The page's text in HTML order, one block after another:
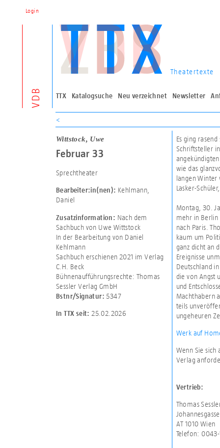
VDB
Theatertexte
TTX Katalogsuche Neu verzeichnet Newsletter
Login
<
Wittstock, Uwe
Februar 33
Sprechtheater
Bearbeiter:in(nen): Kehlmann,
Daniel
Zusatzinformation: Nach dem
Sachbuch von Uwe Wittstock
In der Bearbeitung von Daniel
Kehlmann
Sachbuch erschienen 2021 im Verlag
C.H. Beck
Bühnenaufführungsrechte: Thomas
Sessler Verlag GmbH
Bstnr/Signatur: 5347
In TTX seit: 25.02.2026
Es ging
Schriftsteller
wie das
langen Winter
Lasker-
Montag, 30.
mehr in
nach Paris.
kaum um
ganz dicht an
Ereignisse
Deutschland
die von Angst
und
Machthabern
teils
ungeheuren
Werk auf
Wenn Sie sich
Verlag
Vertrieb:
Thomas
AT 1010 Wien
Telefon: